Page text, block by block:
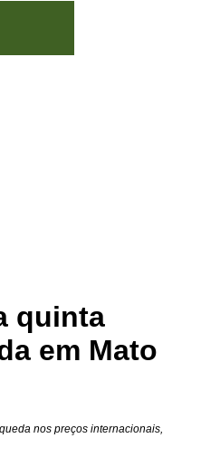
quinta
em Mato
nos preços internacionais,